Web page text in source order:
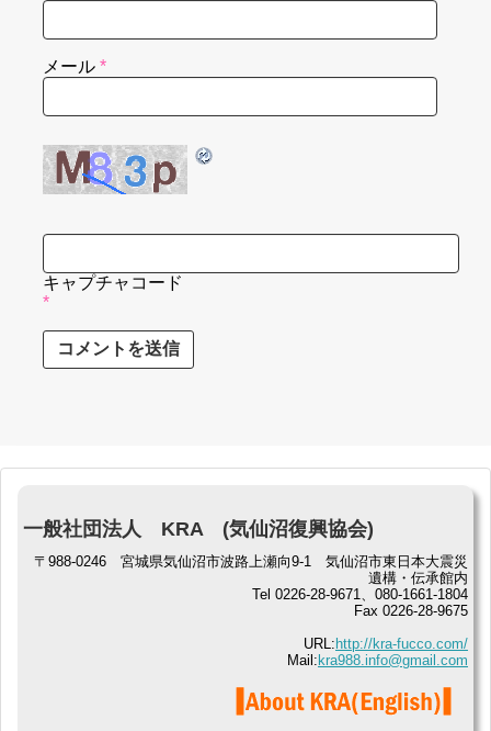
メール *
キャプチャコード
*
一般社団法人 KRA (気仙沼復興協会)
〒988-0246 宮城県気仙沼市波路上瀬向9-1 気仙沼市東日本大震災
遺構・伝承館内
Tel 0226-28-9671、080-1661-1804
Fax 0226-28-9675
URL: http://kra-fucco.com/
Mail: kra988.info@gmail.com